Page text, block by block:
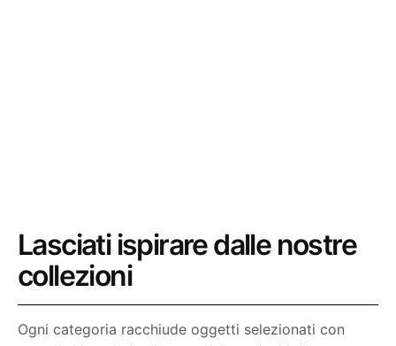
Lasciati ispirare dalle nostre
collezioni
Ogni categoria racchiude oggetti selezionati con